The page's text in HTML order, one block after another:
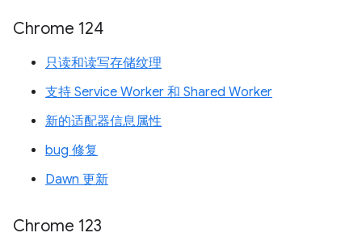
Chrome 124
只读和读写存储纹理
支持 Service Worker 和 Shared Worker
新的适配器信息属性
bug 修复
Dawn 更新
Chrome 123